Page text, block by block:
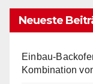
Neueste
Einbau-
Kombination